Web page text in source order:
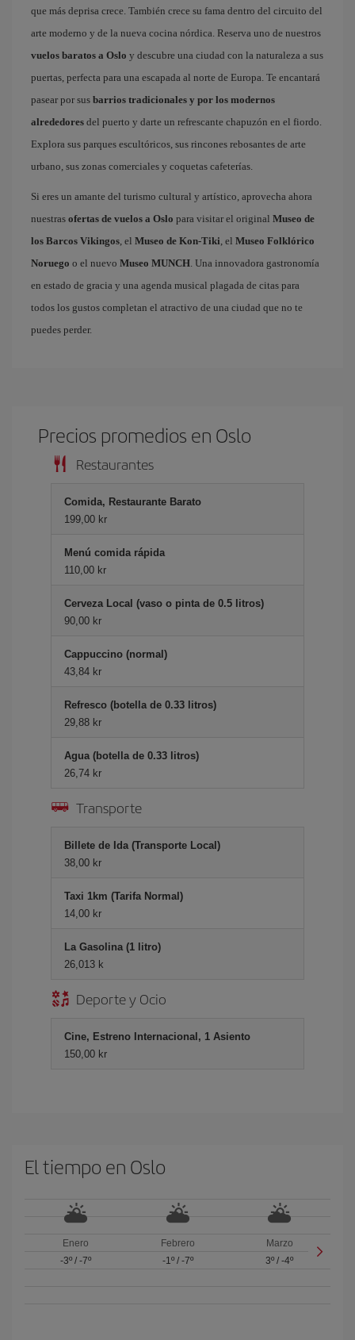
que más deprisa crece. También crece su fama dentro del circuito del
arte moderno y de la nueva cocina nórdica. Reserva uno de nuestros
vuelos baratos a Oslo y descubre una ciudad con la naturaleza a sus
puertas, perfecta para una escapada al norte de Europa. Te encantará
pasear por sus barrios tradicionales y por los modernos
alrededores del puerto y darte un refrescante chapuzón en el fiordo.
Explora sus parques escultóricos, sus rincones rebosantes de arte
urbano, sus zonas comerciales y coquetas cafeterías.
Si eres un amante del turismo cultural y artístico, aprovecha ahora
nuestras ofertas de vuelos a Oslo para visitar el original Museo de
los Barcos Vikingos , el Museo de Kon-Tiki , el Museo Folklórico
Noruego o el nuevo Museo MUNCH . Una innovadora gastronomía
en estado de gracia y una agenda musical plagada de citas para
todos los gustos completan el atractivo de una ciudad que no te
puedes perder.
Precios promedios en Oslo
Restaurantes
Comida, Restaurante Barato
199,00 kr
Menú comida rápida
110,00 kr
Cerveza Local (vaso o pinta de 0.5 litros)
90,00 kr
Cappuccino (normal)
43,84 kr
Refresco (botella de 0.33 litros)
29,88 kr
Agua (botella de 0.33 litros)
26,74 kr
Transporte
Billete de Ida (Transporte Local)
38,00 kr
Taxi 1km (Tarifa Normal)
14,00 kr
La Gasolina (1 litro)
26,013 k
Deporte y Ocio
Cine, Estreno Internacional, 1 Asiento
150,00 kr
El tiempo en Oslo
Enero
-3º/ -7º
Febrero
-1º/ -7º
Marzo
3º /-4º